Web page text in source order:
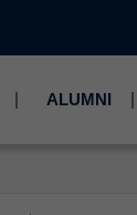
ALUMNI